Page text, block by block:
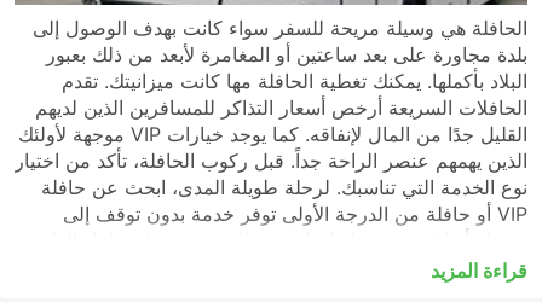
الحافلة هي وسيلة مريحة للسفر سواء كانت بهدف الوصول إلى
بلدة مجاورة على بعد ساعتين أو المغامرة لأبعد من ذلك بعبور
البلاد بأكملها. يمكنك تغطية الحافلة مها كانت ميزانيتك. تقدم
الحافلات السريعة أرخص أسعار التذاكر للمسافرين الذين لديهم
القليل جدًا من المال لإنفاقه. كما يوجد خيارات VIP موجهة لأولئك
الذين يهمهم عنصر الراحة جداً. قبل ركوب الحافلة، تأكد من اختيار
نوع الخدمة التي تناسبك. لرحلة طويلة المدى، ابحث عن حافلة
VIP أو حافلة من الدرجة الأولى توفر خدمة بدون توقف إلى
قد تكون الحافلات السريعة أو المحلية في كثير من الحالات خيارًا
قراءة المزيد